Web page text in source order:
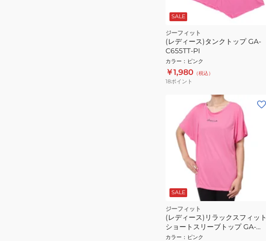
SALE
ジーフィット
(レディース)タンクトップ GA-
C655TT-PI
カラー ： ピンク
￥1,980 （税込）
18ポイント
SALE
ジーフィット
(レディース)リラックスフィット
ショートスリーブトップ GA-
C657TT-PI
カラー ： ピンク